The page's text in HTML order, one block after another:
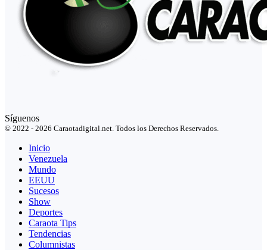
Síguenos
© 2022 - 2026 Caraotadigital.net. Todos los Derechos Reservados.
Inicio
Venezuela
Mundo
EEUU
Sucesos
Show
Deportes
Caraota Tips
Tendencias
Columnistas